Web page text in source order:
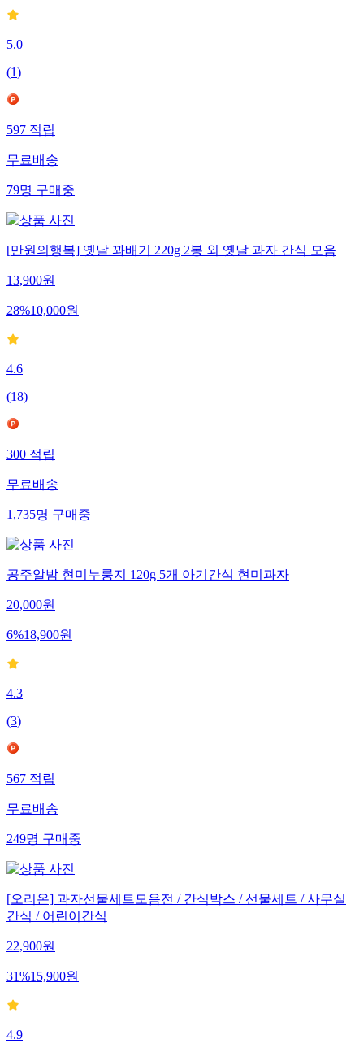
5.0
(1)
597 적립
무료배송
79명 구매중
[만원의행복] 옛날 꽈배기 220g 2봉 외 옛날 과자 간식 모음
13,900원
28%10,000원
4.6
(18)
300 적립
무료배송
1,735명 구매중
공주알밤 현미누룽지 120g 5개 아기간식 현미과자
20,000원
6%18,900원
4.3
(3)
567 적립
무료배송
249명 구매중
[오리온] 과자선물세트모음전 / 간식박스 / 선물세트 / 사무실
간식 / 어린이간식
22,900원
31%15,900원
4.9